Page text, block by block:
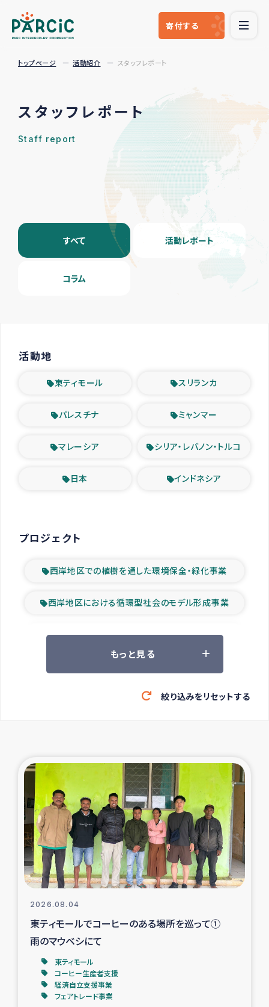
寄付する
トップページ 活動紹介 スタッフレポート
スタッフレポート
Staff report
すべて 活動レポート
コラム
活動地
東ティモール スリランカ
パレスチナ ミャンマー
マレーシア シリア・レバノン・トルコ
日本 インドネシア
プロジェクト
西岸地区での植樹を通した環境保全・緑化事業
西岸地区における循環型社会のモデル形成事業
ツアー参加者の声
緊急救援の時代
東ティモール豪雨緊急支援
大雨による洪水被災者支援
カカオ生産者支援事業
シリア国内避難民・帰還民の生活再建支援
トルコにおけるシリア難民支援事業
インドネシア中部 スラウェシの地震・津波被災者支援
スリランカ ジャフナ県干物事業
もっと見る
絞り込みをリセットする
2026.08.04
東ティモールでコーヒーのある場所を巡って①
雨のマウベシにて
東ティモール
コーヒー生産者支援
経済自立支援事業
フェアトレード事業